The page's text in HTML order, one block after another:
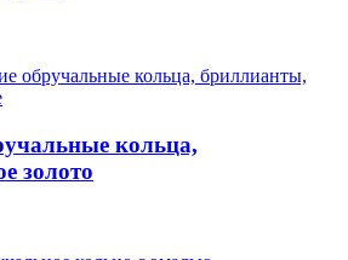
кольца,
золото